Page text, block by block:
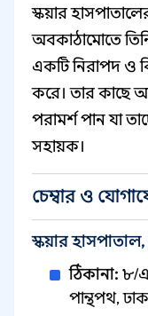
স্কয়ার
অবকাঠামোতে
একটি নিরাপদ ও
করে। তার কাছে
পরামর্শ পান যা
সহায়ক।
চেম্বার ও
স্কয়ার হাসপাতাল,
ঠিকানা: ৮/
পান্থপথ,